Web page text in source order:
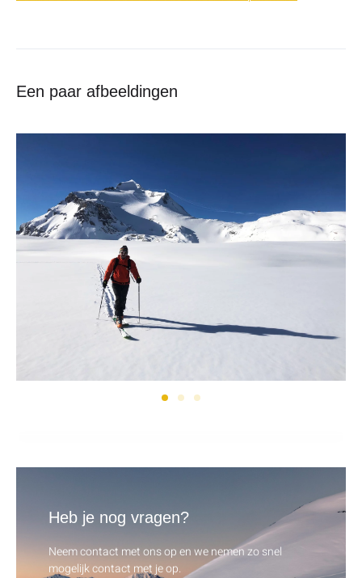
Een paar afbeeldingen
Heb je nog vragen?
Neem contact met ons op en we nemen zo snel
mogelijk contact met je op.